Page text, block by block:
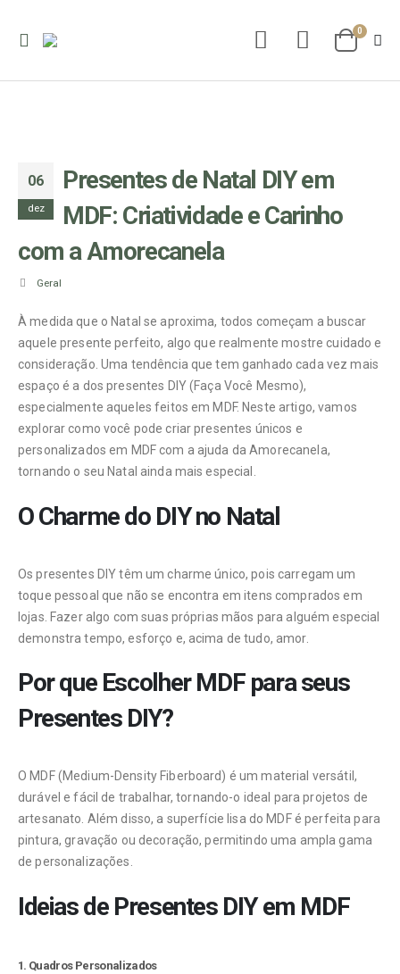
0
06
dez
Presentes de Natal DIY em
MDF: Criatividade e Carinho
com a Amorecanela
Geral
À medida que o Natal se aproxima, todos começam a buscar
aquele presente perfeito, algo que realmente mostre cuidado e
consideração. Uma tendência que tem ganhado cada vez mais
espaço é a dos presentes DIY (Faça Você Mesmo),
especialmente aqueles feitos em MDF. Neste artigo, vamos
explorar como você pode criar presentes únicos e
personalizados em MDF com a ajuda da Amorecanela,
tornando o seu Natal ainda mais especial.
O Charme do DIY no Natal
Os presentes DIY têm um charme único, pois carregam um
toque pessoal que não se encontra em itens comprados em
lojas. Fazer algo com suas próprias mãos para alguém especial
demonstra tempo, esforço e, acima de tudo, amor.
Por que Escolher MDF para seus
Presentes DIY?
O MDF (Medium-Density Fiberboard) é um material versátil,
durável e fácil de trabalhar, tornando-o ideal para projetos de
artesanato. Além disso, a superfície lisa do MDF é perfeita para
pintura, gravação ou decoração, permitindo uma ampla gama
de personalizações.
Ideias de Presentes DIY em MDF
1. Quadros Personalizados